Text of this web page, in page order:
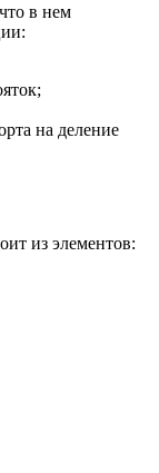
в нем
на деление
из элементов: